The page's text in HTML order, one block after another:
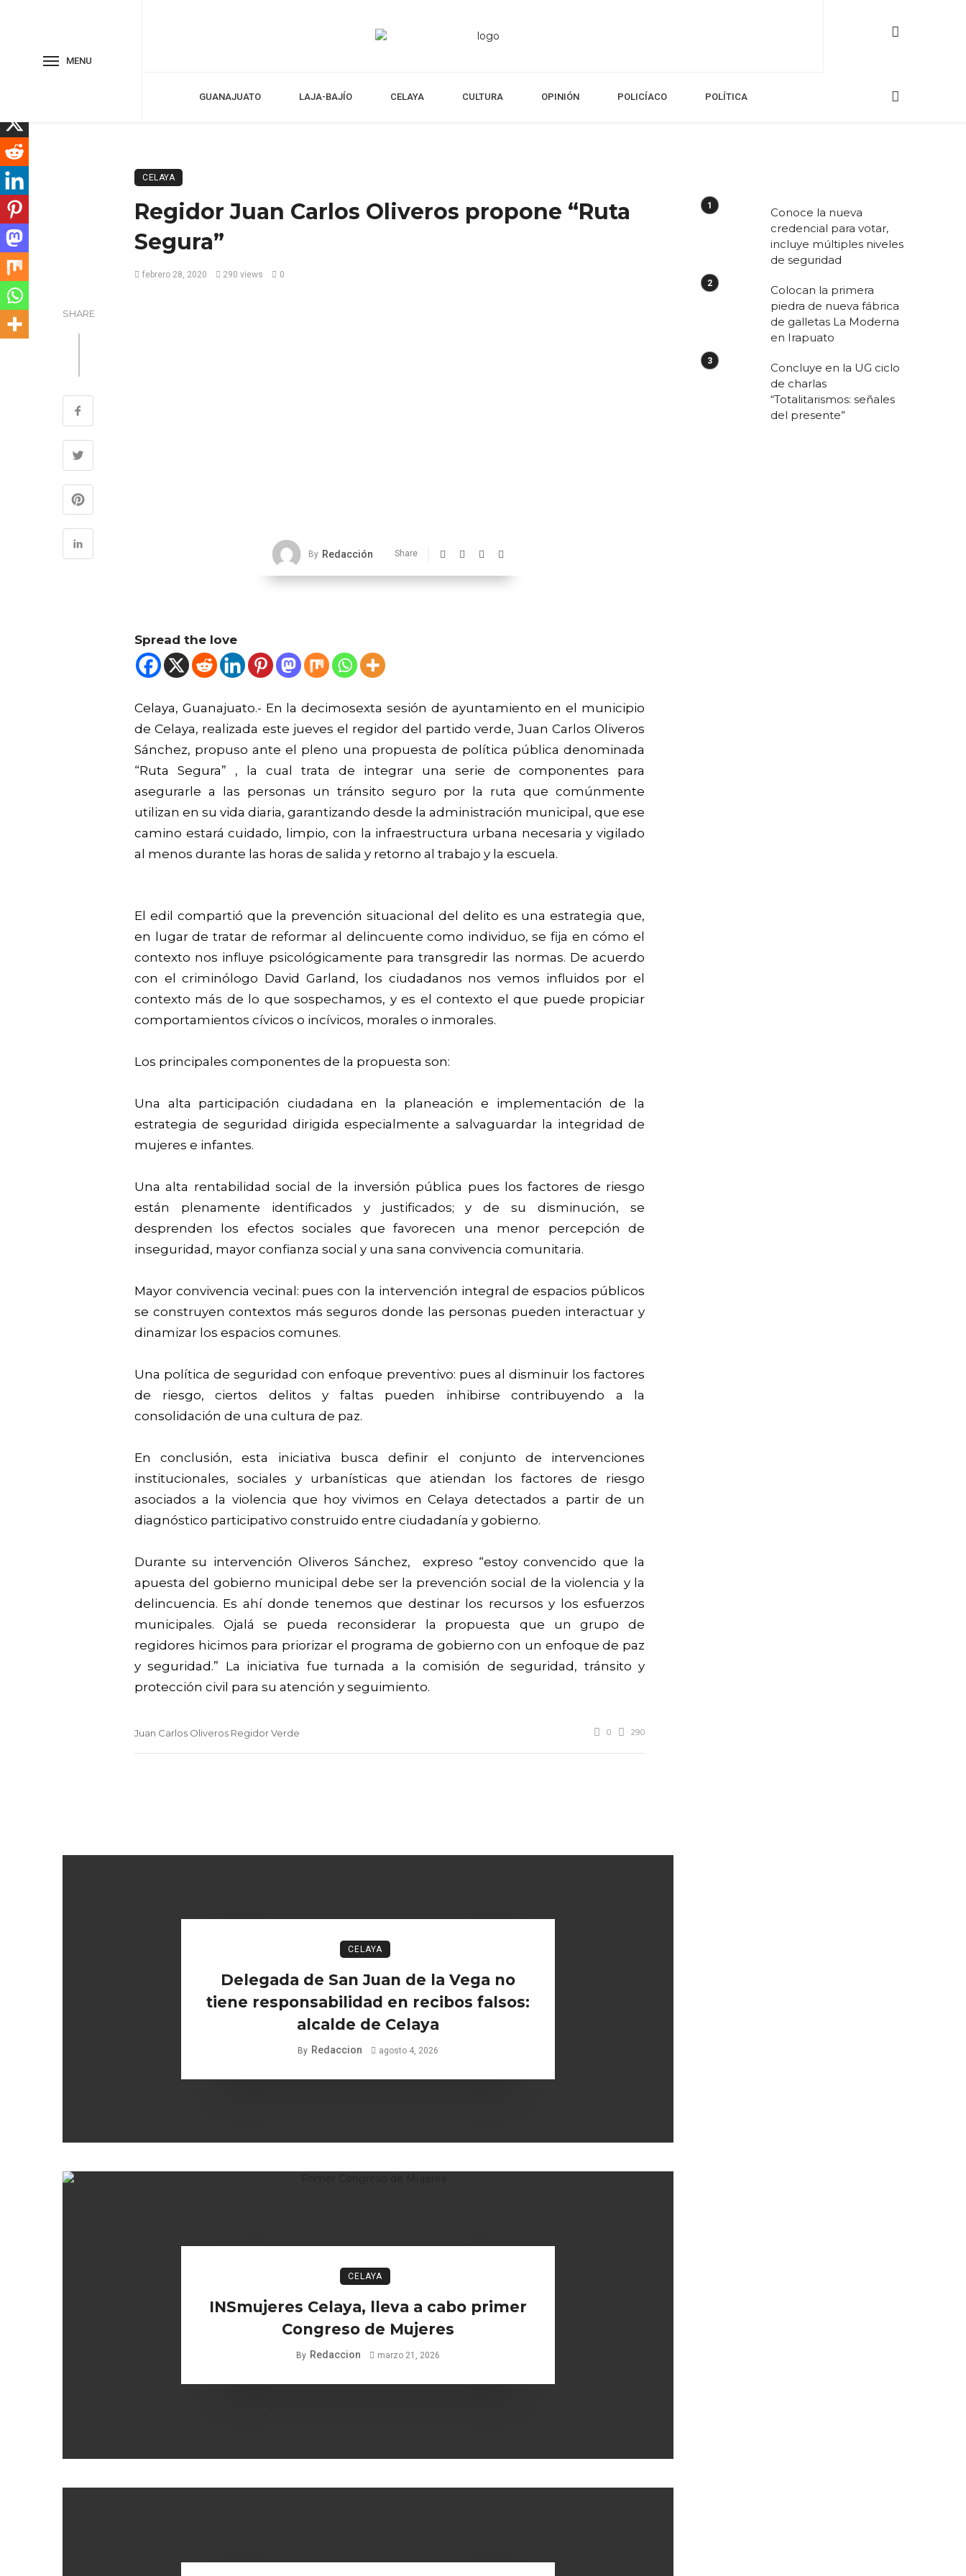
MENU
GUANAJUATO LAJA-BAJÍO CELAYA CULTURA OPINIÓN POLICÍACO POLÍTICA
CELAYA
Regidor Juan Carlos Oliveros propone “Ruta
Segura”
febrero 28, 2020 290 views 0
SHARE
By Redacción Share
Spread the love
Celaya, Guanajuato.- En la decimosexta sesión de ayuntamiento en el municipio
de Celaya, realizada este jueves el regidor del partido verde, Juan Carlos Oliveros
Sánchez, propuso ante el pleno una propuesta de política pública denominada
“Ruta Segura” , la cual trata de integrar una serie de componentes para
asegurarle a las personas un tránsito seguro por la ruta que comúnmente
utilizan en su vida diaria, garantizando desde la administración municipal, que ese
camino estará cuidado, limpio, con la infraestructura urbana necesaria y vigilado
al menos durante las horas de salida y retorno al trabajo y la escuela.
El edil compartió que la prevención situacional del delito es una estrategia que,
en lugar de tratar de reformar al delincuente como individuo, se fija en cómo el
contexto nos influye psicológicamente para transgredir las normas. De acuerdo
con el criminólogo David Garland, los ciudadanos nos vemos influidos por el
contexto más de lo que sospechamos, y es el contexto el que puede propiciar
comportamientos cívicos o incívicos, morales o inmorales.
Los principales componentes de la propuesta son:
Una alta participación ciudadana en la planeación e implementación de la
estrategia de seguridad dirigida especialmente a salvaguardar la integridad de
mujeres e infantes.
Una alta rentabilidad social de la inversión pública pues los factores de riesgo
están plenamente identificados y justificados; y de su disminución, se
desprenden los efectos sociales que favorecen una menor percepción de
inseguridad, mayor confianza social y una sana convivencia comunitaria.
Mayor convivencia vecinal: pues con la intervención integral de espacios públicos
se construyen contextos más seguros donde las personas pueden interactuar y
dinamizar los espacios comunes.
Una política de seguridad con enfoque preventivo: pues al disminuir los factores
de riesgo, ciertos delitos y faltas pueden inhibirse contribuyendo a la
consolidación de una cultura de paz.
En conclusión, esta iniciativa busca definir el conjunto de intervenciones
institucionales, sociales y urbanísticas que atiendan los factores de riesgo
asociados a la violencia que hoy vivimos en Celaya detectados a partir de un
diagnóstico participativo construido entre ciudadanía y gobierno.
Durante su intervención Oliveros Sánchez, expreso “estoy convencido que la
apuesta del gobierno municipal debe ser la prevención social de la violencia y la
delincuencia. Es ahí donde tenemos que destinar los recursos y los esfuerzos
municipales. Ojalá se pueda reconsiderar la propuesta que un grupo de
regidores hicimos para priorizar el programa de gobierno con un enfoque de paz
y seguridad.” La iniciativa fue turnada a la comisión de seguridad, tránsito y
protección civil para su atención y seguimiento.
Juan Carlos Oliveros Regidor Verde 0 290
CELAYA
Delegada de San Juan de la Vega no
tiene responsabilidad en recibos falsos:
alcalde de Celaya
By Redaccion agosto 4, 2026
CELAYA
INSmujeres Celaya, lleva a cabo primer
Congreso de Mujeres
By Redaccion marzo 21, 2026
Conoce la nueva
credencial para votar,
incluye múltiples niveles
de seguridad
Colocan la primera
piedra de nueva fábrica
de galletas La Moderna
en Irapuato
Concluye en la UG ciclo
de charlas
“Totalitarismos: señales
del presente”